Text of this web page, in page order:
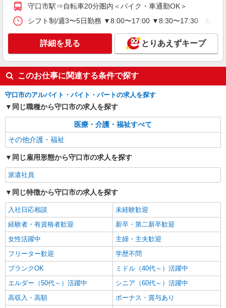
派遣社員
株式会社kotrio /●OS-H1-1991066
生活サポートなど
時給1550円〜2187円 ＜日払い有/週払い有/交
通費全支給(ガソリン代含む)＞
守口市内
キープ 詳細を見る
派遣社員
株式会社kotrio /●OS-H1-2092408
作業補助など
時給1550円〜2187円 ＜日払い有/週払い有/交
守口市 ★来社不要
詳細を見る
派遣社員
株式会社kotrio /●OS-H1-1955116
＜土居駅＞和気あいあいとした雰囲気！障がい
者支援のお仕事♪
時給1550円〜2187円 ＜日払い有/週払い有/交
通費全支給(ガソリン代含む)＞
守口市駅⇒自転車20分圏内＜バイク・車通勤OK＞
シフト制/週3〜5日勤務 ▼8:00〜17:00 ▼8:30〜17:30 など
詳細を見る とりあえずキープ
このお仕事に関連する条件で探す
守口市のアルバイト・バイト・パートの求人を探す
同じ職種から守口市の求人を探す
医療・介護・福祉すべて
その他介護・福祉
同じ雇用形態から守口市の求人を探す
派遣社員
同じ特徴から守口市の求人を探す
入社日応相談
未経験歓迎
経験者・有資格者歓迎
新卒・第二新卒歓迎
女性活躍中
主婦・主夫歓迎
フリーター歓迎
学歴不問
ブランクOK
ミドル（40代～）活躍中
エルダー（50代～）活躍中
シニア（60代～）活躍中
高収入・高額
ボーナス・賞与あり